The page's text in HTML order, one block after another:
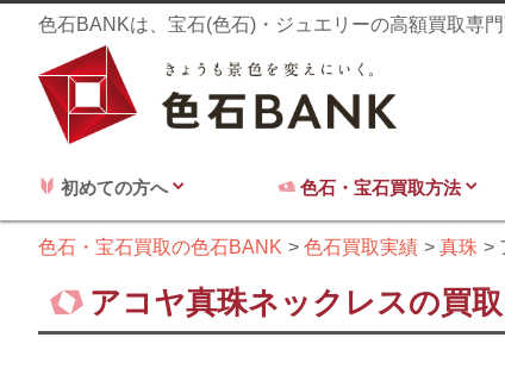
色石BANKは、宝石(色石)・ジュエリーの高額買取専
初めての方へ 色石・宝石買取方法
色石・宝石買取の色石BANK 色石買取実績 真珠
アコヤ真珠ネックレスの買取